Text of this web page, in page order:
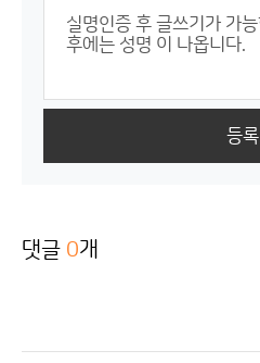
등록
댓글 0개